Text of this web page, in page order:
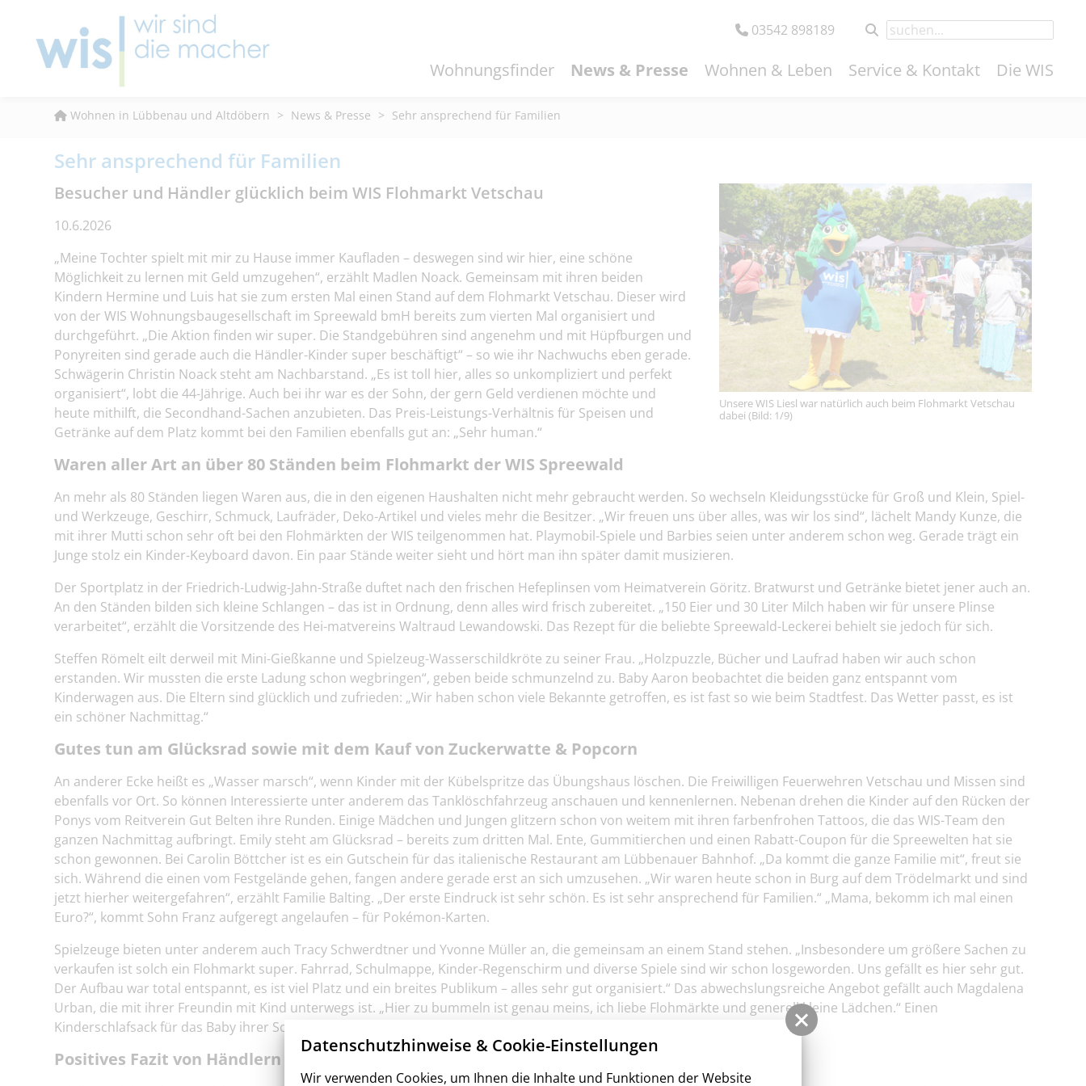
03542 898189
Wohnungsfinder News & Presse Wohnen & Leben Service & Kontakt Die WIS
Wohnen in Lübbenau und Altdöbern > News & Presse > Sehr ansprechend für Familien
Sehr ansprechend für Familien
Unsere WIS Liesl war natürlich auch beim Flohmarkt Vetschau
dabei (Bild: 1/9)
Besucher und Händler glücklich beim WIS Flohmarkt Vetschau
10.6.2026
„Meine Tochter spielt mit mir zu Hause immer Kaufladen – deswegen sind wir hier, eine schöne
Möglichkeit zu lernen mit Geld umzugehen“, erzählt Madlen Noack. Gemeinsam mit ihren beiden
Kindern Hermine und Luis hat sie zum ersten Mal einen Stand auf dem Flohmarkt Vetschau. Dieser wird
von der WIS Wohnungsbaugesellschaft im Spreewald bmH bereits zum vierten Mal organisiert und
durchgeführt. „Die Aktion finden wir super. Die Standgebühren sind angenehm und mit Hüpfburgen und
Ponyreiten sind gerade auch die Händler-Kinder super beschäftigt“ – so wie ihr Nachwuchs eben gerade.
Schwägerin Christin Noack steht am Nachbarstand. „Es ist toll hier, alles so unkompliziert und perfekt
organisiert“, lobt die 44-Jährige. Auch bei ihr war es der Sohn, der gern Geld verdienen möchte und
heute mithilft, die Secondhand-Sachen anzubieten. Das Preis-Leistungs-Verhältnis für Speisen und
Getränke auf dem Platz kommt bei den Familien ebenfalls gut an: „Sehr human.“
Waren aller Art an über 80 Ständen beim Flohmarkt der WIS Spreewald
An mehr als 80 Ständen liegen Waren aus, die in den eigenen Haushalten nicht mehr gebraucht werden. So wechseln Kleidungsstücke für Groß und Klein, Spiel-
und Werkzeuge, Geschirr, Schmuck, Laufräder, Deko-Artikel und vieles mehr die Besitzer. „Wir freuen uns über alles, was wir los sind“, lächelt Mandy Kunze, die
mit ihrer Mutti schon sehr oft bei den Flohmärkten der WIS teilgenommen hat. Playmobil-Spiele und Barbies seien unter anderem schon weg. Gerade trägt ein
Junge stolz ein Kinder-Keyboard davon. Ein paar Stände weiter sieht und hört man ihn später damit musizieren.
Der Sportplatz in der Friedrich-Ludwig-Jahn-Straße duftet nach den frischen Hefeplinsen vom Heimatverein Göritz. Bratwurst und Getränke bietet jener auch an.
An den Ständen bilden sich kleine Schlangen – das ist in Ordnung, denn alles wird frisch zubereitet. „150 Eier und 30 Liter Milch haben wir für unsere Plinse
verarbeitet“, erzählt die Vorsitzende des Hei-matvereins Waltraud Lewandowski. Das Rezept für die beliebte Spreewald-Leckerei behielt sie jedoch für sich.
Steffen Römelt eilt derweil mit Mini-Gießkanne und Spielzeug-Wasserschildkröte zu seiner Frau. „Holzpuzzle, Bücher und Laufrad haben wir auch schon
erstanden. Wir mussten die erste Ladung schon wegbringen“, geben beide schmunzelnd zu. Baby Aaron beobachtet die beiden ganz entspannt vom
Kinderwagen aus. Die Eltern sind glücklich und zufrieden: „Wir haben schon viele Bekannte getroffen, es ist fast so wie beim Stadtfest. Das Wetter passt, es ist
ein schöner Nachmittag.“
Gutes tun am Glücksrad sowie mit dem Kauf von Zuckerwatte & Popcorn
An anderer Ecke heißt es „Wasser marsch“, wenn Kinder mit der Kübelspritze das Übungshaus löschen. Die Freiwilligen Feuerwehren Vetschau und Missen sind
ebenfalls vor Ort. So können Interessierte unter anderem das Tanklöschfahrzeug anschauen und kennenlernen. Nebenan drehen die Kinder auf den Rücken der
Ponys vom Reitverein Gut Belten ihre Runden. Einige Mädchen und Jungen glitzern schon von weitem mit ihren farbenfrohen Tattoos, die das WIS-Team den
ganzen Nachmittag aufbringt. Emily steht am Glücksrad – bereits zum dritten Mal. Ente, Gummitierchen und einen Rabatt-Coupon für die Spreewelten hat sie
schon gewonnen. Bei Carolin Böttcher ist es ein Gutschein für das italienische Restaurant am Lübbenauer Bahnhof. „Da kommt die ganze Familie mit“, freut sie
sich. Während die einen vom Festgelände gehen, fangen andere gerade erst an sich umzusehen. „Wir waren heute schon in Burg auf dem Trödelmarkt und sind
jetzt hierher weitergefahren“, erzählt Familie Balting. „Der erste Eindruck ist sehr schön. Es ist sehr ansprechend für Familien.“ „Mama, bekomm ich mal einen
Euro?“, kommt Sohn Franz aufgeregt angelaufen – für Pokémon-Karten.
Spielzeuge bieten unter anderem auch Tracy Schwerdtner und Yvonne Müller an, die gemeinsam an einem Stand stehen. „Insbesondere um größere Sachen zu
verkaufen ist solch ein Flohmarkt super. Fahrrad, Schulmappe, Kinder-Regenschirm und diverse Spiele sind wir schon losgeworden. Uns gefällt es hier sehr gut.
Der Aufbau war total entspannt, es ist viel Platz und ein breites Publikum – alles sehr gut organisiert.“ Das abwechslungsreiche Angebot gefällt auch Magdalena
Urban, die mit ihrer Freundin mit Kind unterwegs ist. „Hier zu bummeln ist genau meins, ich liebe Flohmärkte und generell kleine Lädchen.“ Einen
Kinderschlafsack für das Baby ihrer Schwester hat sie auch schon gefunden.
Positives Fazit von Händlern und Besuchern für WIS Spreewald
Datenschutzhinweise & Cookie-Einstellungen
Wir verwenden Cookies, um Ihnen die Inhalte und Funktionen der Website